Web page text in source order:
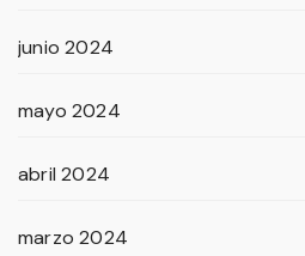
junio 2024
mayo 2024
abril 2024
marzo 2024